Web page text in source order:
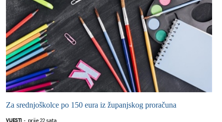
Za srednjoškolce po 150 eura iz županjskog proračuna
VIJESTI - prije 22 sata